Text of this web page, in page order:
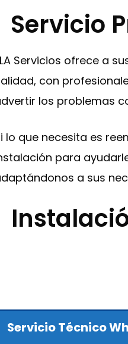
Servicio
Servicios ofrece a
con
los problemas
lo que necesita es
para
a sus
Servicio Técnico